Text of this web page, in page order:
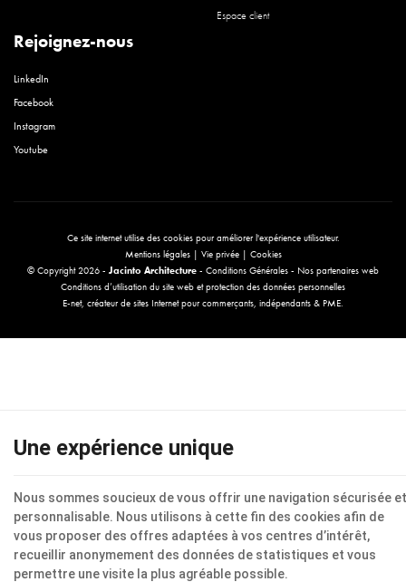
Espace client
Rejoignez-nous
LinkedIn
Facebook
Instagram
Youtube
Ce site internet utilise des cookies pour améliorer l'expérience utilisateur.
Mentions légales| Vie privée| Cookies
© Copyright 2026 - Jacinto Architecture - Conditions Générales - Nos partenaires web
Conditions d’utilisation du site web et protection des données personnelles
E-net, créateur de sites Internet pour commerçants, indépendants & PME.
Une expérience unique
Nous sommes soucieux de vous offrir une navigation sécurisée et
personnalisable. Nous utilisons à cette fin des cookies afin de
vous proposer des offres adaptées à vos centres d’intérêt,
recueillir anonymement des données de statistiques et vous
permettre une visite la plus agréable possible.